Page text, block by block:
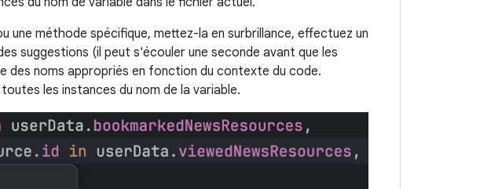
une méthode spécifique, mettez-la en surbrillance, effectuez un
suggestions (il peut s'écouler une seconde avant que les
des noms appropriés en fonction du contexte du code.
les instances du nom de la variable.